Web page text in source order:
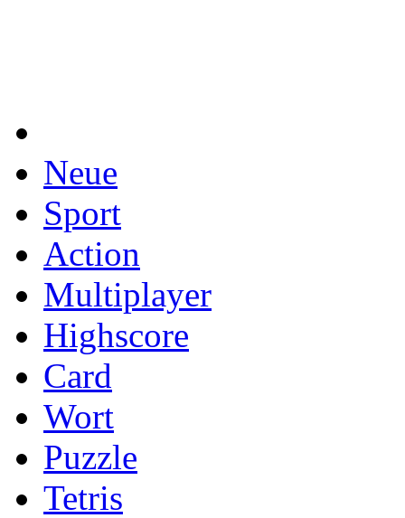
Neue
Sport
Action
Multiplayer
Highscore
Card
Wort
Puzzle
Tetris